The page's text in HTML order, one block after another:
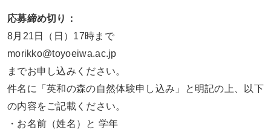
応募締め切り：
8月21日（日）17時まで
morikko@toyoeiwa.ac.jp
までお申し込みください。
件名に「英和の森の自然体験申し込み」と明記の上、以下
の内容をご記載ください。
・お名前（姓名）と 学年